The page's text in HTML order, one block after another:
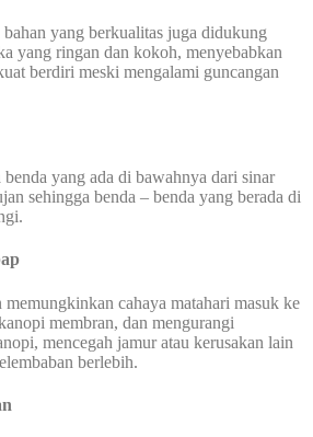
yang berkualitas juga didukung
yang ringan dan kokoh, menyebabkan
berdiri meski mengalami guncangan
yang ada di bawahnya dari sinar
sehingga benda – benda yang berada di
cahaya matahari masuk ke
membran, dan mengurangi
mencegah jamur atau kerusakan lain
berlebih.